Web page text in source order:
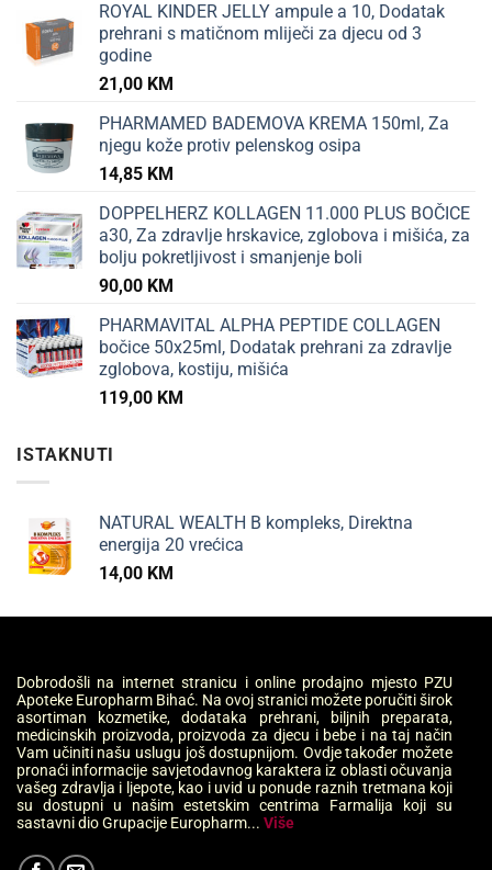
ROYAL KINDER JELLY ampule a 10, Dodatak
prehrani s matičnom mliječi za djecu od 3
godine
21,00 KM
PHARMAMED BADEMOVA KREMA 150ml, Za
njegu kože protiv pelenskog osipa
14,85 KM
DOPPELHERZ KOLLAGEN 11.000 PLUS BOČICE
a30, Za zdravlje hrskavice, zglobova i mišića, za
bolju pokretljivost i smanjenje boli
90,00 KM
PHARMAVITAL ALPHA PEPTIDE COLLAGEN
bočice 50x25ml, Dodatak prehrani za zdravlje
zglobova, kostiju, mišića
119,00 KM
ISTAKNUTI
NATURAL WEALTH B kompleks, Direktna
energija 20 vrećica
14,00 KM
Dobrodošli na internet stranicu i online prodajno mjesto PZU
Apoteke Europharm Bihać. Na ovoj stranici možete poručiti širok
asortiman kozmetike, dodataka prehrani, biljnih preparata,
medicinskih proizvoda, proizvoda za djecu i bebe i na taj način
Vam učiniti našu uslugu još dostupnijom. Ovdje također možete
pronaći informacije savjetodavnog karaktera iz oblasti očuvanja
vašeg zdravlja i ljepote, kao i uvid u ponude raznih tretmana koji
su dostupni u našim estetskim centrima Farmalija koji su
sastavni dio Grupacije Europharm... Više